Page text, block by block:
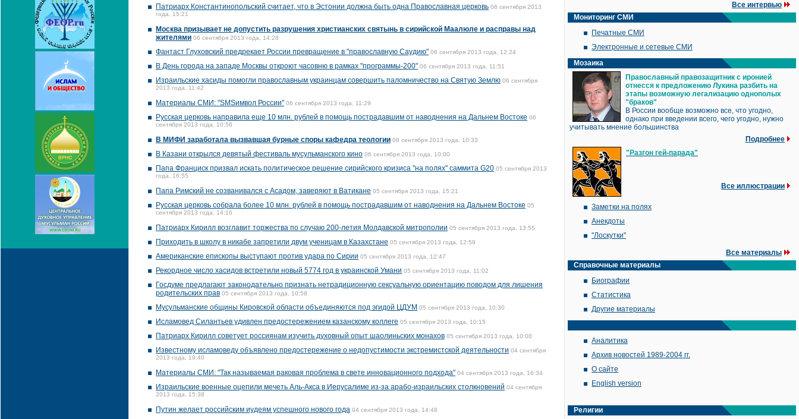
Патриарх Константинопольский считает, что в Эстонии должна быть одна Православная церковь 06 сентября 2013
года, 15:21
Москва призывает не допустить разрушения христианских святынь в сирийской Маалюле и расправы над
жителями 06 сентября 2013 года, 14:28
Фантаст Глуховский предрекает России превращение в "православную Саудию" 06 сентября 2013 года, 12:24
В День города на западе Москвы откроют часовню в рамках "программы-200" 06 сентября 2013 года, 11:51
Израильские хасиды помогли православным украинцам совершить паломничество на Святую Землю 06 сентября
2013 года, 11:42
Материалы СМИ: "SMSимвол России" 06 сентября 2013 года, 11:29
Русская церковь направила еще 10 млн. рублей в помощь пострадавшим от наводнения на Дальнем Востоке 06
сентября 2013 года, 10:56
В МИФИ заработала вызвавшая бурные споры кафедра теологии 06 сентября 2013 года, 10:33
В Казани открылся девятый фестиваль мусульманского кино 06 сентября 2013 года, 10:00
Папа Франциск призвал искать политическое решение сирийского кризиса "на полях" саммита G20 05 сентября 2013
года, 16:55
Папа Римский не созванивался с Асадом, заверяют в Ватикане 05 сентября 2013 года, 15:21
Русская церковь собрала более 10 млн. рублей в помощь пострадавшим от наводнения на Дальнем Востоке 05
сентября 2013 года, 14:16
Патриарх Кирилл возглавит торжества по случаю 200-летия Молдавской митрополии 05 сентября 2013 года, 13:55
Приходить в школу в никабе запретили двум ученицам в Казахстане 05 сентября 2013 года, 12:59
Американские епископы выступают против удара по Сирии 05 сентября 2013 года, 12:47
Рекордное число хасидов встретили новый 5774 год в украинской Умани 05 сентября 2013 года, 11:02
Госдуме предлагают законодательно признать нетрадиционную сексуальную ориентацию поводом для лишения
родительских прав 05 сентября 2013 года, 10:58
Мусульманские общины Кировской области объединяются под эгидой ЦДУМ 05 сентября 2013 года, 10:30
Исламовед Силантьев удивлен предостережением казанскому коллеге 05 сентября 2013 года, 10:15
Патриарх Кирилл советует россиянам изучить духовный опыт шаолиньских монахов 05 сентября 2013 года, 10:00
Известному исламоведу объявлено предостережение о недопустимости экстремистской деятельности 04 сентября
2013 года, 19:40
Материалы СМИ: "Так называемая раковая проблема в свете инновационного подхода" 04 сентября 2013 года, 16:34
Израильские военные оцепили мечеть Аль-Акса в Иерусалиме из-за арабо-израильских столкновений 04 сентября
2013 года, 15:38
Путин желает российским иудеям успешного нового года 04 сентября 2013 года, 14:48
Все интервью
Мониторинг СМИ
Печатные СМИ
Электронные и сетевые СМИ
Мозаика
Православный правозащитник с иронией
отнесся к предложению Лукина разбить на
этапы возможную легализацию однополых
"браков"
В России вообще возможно все, что угодно,
однако при введении всего, чего угодно, нужно
учитывать мнение большинства
Подробнее
"Разгон гей-парада"
Все иллюстрации
Заметки на полях
Анекдоты
"Лоскутки"
Все материалы
Справочные материалы
Биографии
Статистика
Другие материалы
Аналитика
Архив новостей 1989-2004 гг.
О сайте
English version
Религии